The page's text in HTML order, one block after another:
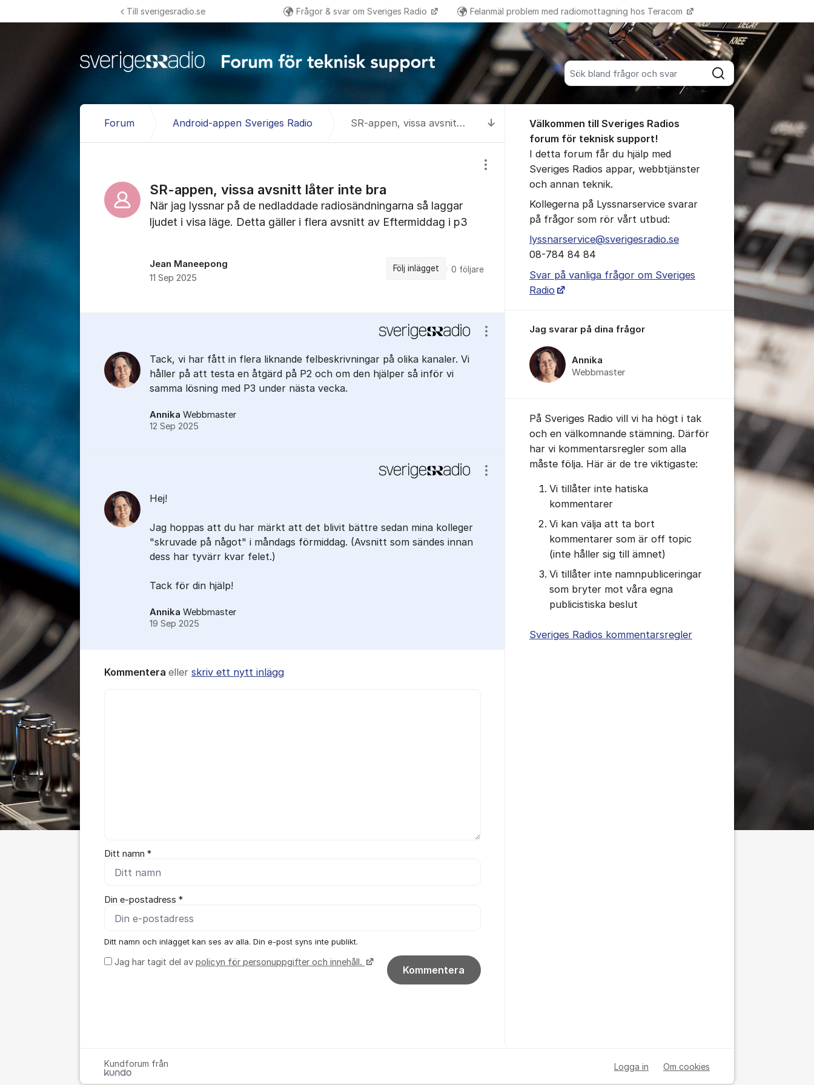
Sök bland alla inlägg
Sök
Till sverigesradio.se Frågor & svar om Sveriges Radio Felanmäl problem med radiomottagning hos Teracom Fler supportlänkar
Till senaste kommentaren
Forum Android-appen Sveriges Radio SR-appen, vissa avsnitt låter inte bra
SR-appen, vissa avsnitt låter inte bra
Visa/dölj inställningar för inlägg/kommentar
När jag lyssnar på de nedladdade radiosändningarna så laggar
ljudet i visa läge. Detta gäller i flera avsnitt av Eftermiddag i p3
Jean Maneepong
11 Sep 2025
Följ inlägget 0 följare
Tack, vi har fått in flera liknande felbeskrivningar på olika kanaler. Vi
håller på att testa en åtgärd på P2 och om den hjälper så inför vi
samma lösning med P3 under nästa vecka.
Annika Webbmaster
12 Sep 2025
Visa/dölj inställningar för inlägg/kommentar
Hej!
Jag hoppas att du har märkt att det blivit bättre sedan mina kolleger
"skruvade på något" i måndags förmiddag. (Avsnitt som sändes innan
dess har tyvärr kvar felet.)
Tack för din hjälp!
Annika Webbmaster
19 Sep 2025
Visa/dölj inställningar för inlägg/kommentar
Kommentera eller skriv ett nytt inlägg
Ditt namn *
Din e-postadress *
Ditt namn och inlägget kan ses av alla. Din e-post syns inte publikt.
Jag har tagit del av policyn för personuppgifter och innehåll.
Kommentera
Välkommen till Sveriges Radios
forum för teknisk support!
I detta forum får du hjälp med
Sveriges Radios appar, webbtjänster
och annan teknik.
Kollegerna på Lyssnarservice svarar
på frågor som rör vårt utbud:
lyssnarservice@sverigesradio.se
08-784 84 84
Svar på vanliga frågor om Sveriges
Radio
Jag svarar på dina frågor
Annika
Webbmaster
På Sveriges Radio vill vi ha högt i tak
och en välkomnande stämning. Därför
har vi kommentarsregler som alla
måste följa. Här är de tre viktigaste:
Vi tillåter inte hatiska
kommentarer
Vi kan välja att ta bort
kommentarer som är off topic
(inte håller sig till ämnet)
Vi tillåter inte namnpubliceringar
som bryter mot våra egna
publicistiska beslut
Sveriges Radios kommentarsregler
Kundforum från Logga in Om cookies